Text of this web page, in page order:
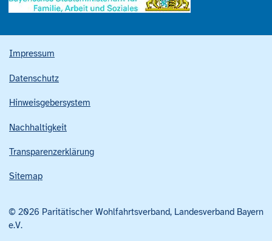
Impressum
Datenschutz
Hinweisgebersystem
Nachhaltigkeit
Transparenzerklärung
Sitemap
© 2026 Paritätischer Wohlfahrtsverband, Landesverband Bayern
e.V.